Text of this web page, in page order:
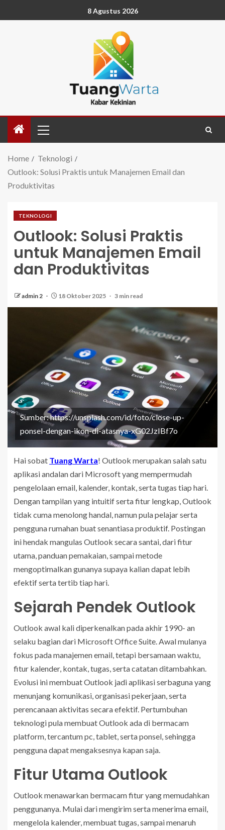
8 Agustus 2026
Home
Teknologi
Outlook: Solusi Praktis untuk Manajemen Email dan
Produktivitas
TEKNOLOGI
Outlook: Solusi Praktis
untuk Manajemen Email
dan Produktivitas
admin 2 18 Oktober 2025 3 min read
Sumber: https://unsplash.com/id/foto/close-up-
ponsel-dengan-ikon-di-atasnya-xG02JzIBf7o
Hai sobat Tuang Warta! Outlook merupakan salah satu
aplikasi andalan dari Microsoft yang mempermudah
pengelolaan email, kalender, kontak, serta tugas tiap hari.
Dengan tampilan yang intuitif serta fitur lengkap, Outlook
tidak cuma menolong handal, namun pula pelajar serta
pengguna rumahan buat senantiasa produktif. Postingan
ini hendak mangulas Outlook secara santai, dari fitur
utama, panduan pemakaian, sampai metode
mengoptimalkan gunanya supaya kalian dapat lebih
efektif serta tertib tiap hari.
Sejarah Pendek Outlook
Outlook awal kali diperkenalkan pada akhir 1990- an
selaku bagian dari Microsoft Office Suite. Awal mulanya
fokus pada manajemen email, tetapi bersamaan waktu,
fitur kalender, kontak, tugas, serta catatan ditambahkan.
Evolusi ini membuat Outlook jadi aplikasi serbaguna yang
menunjang komunikasi, organisasi pekerjaan, serta
perencanaan aktivitas secara efektif. Pertumbuhan
teknologi pula membuat Outlook ada di bermacam
platform, tercantum pc, tablet, serta ponsel, sehingga
pengguna dapat mengaksesnya kapan saja.
Fitur Utama Outlook
Outlook menawarkan bermacam fitur yang memudahkan
penggunanya. Mulai dari mengirim serta menerima email,
mengelola kalender, membuat tugas, sampai menaruh